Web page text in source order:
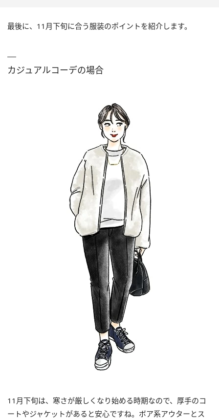
最後に、11月下旬に合う服装のポイントを紹介します。
カジュアルコーデの場合
11月下旬は、寒さが厳しくなり始める時期なので、厚手のコ
ートやジャケットがあると安心ですね。ボア系アウターとス